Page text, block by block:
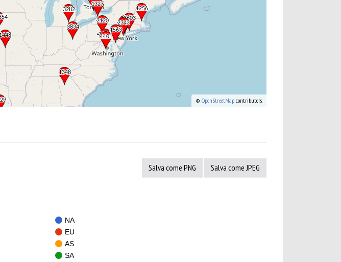
© OpenStreetMap contributors.
Salva come PNG Salva come JPEG
NA
EU
AS
SA